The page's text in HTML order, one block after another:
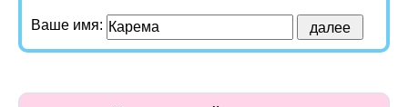
Ваше имя: